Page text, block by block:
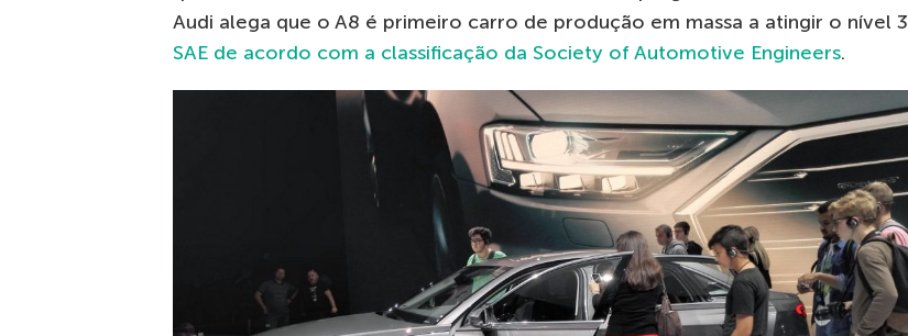
Audi alega que o A8 é primeiro carro de produção em massa a atingir o nível 3
SAE de acordo com a classificação da Society of Automotive Engineers.